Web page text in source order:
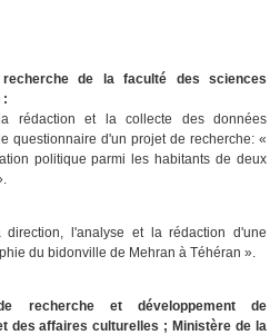
de la faculté des sciences
:
rédaction et la collecte des données
questionnaire d'un projet de recherche: «
politique parmi les habitants de deux
l'analyse et la rédaction d'une
du bidonville de Mehran à Téhéran ».
recherche et développement de
des affaires culturelles ; Ministère de la